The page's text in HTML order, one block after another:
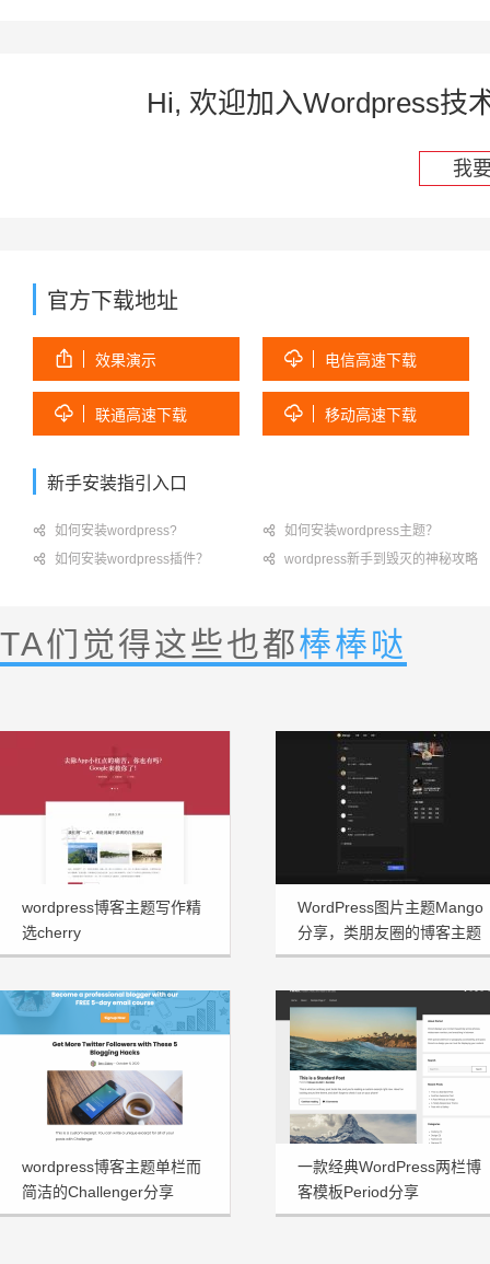
Hi, 欢迎加入Wordpress技
我
官方下载地址
 效果演示  电信高速下载
 联通高速下载  移动高速下载
新手安装指引入口
 如何安装wordpress?  如何安装wordpress主题？
 如何安装wordpress插件？  wordpress新手到毁灭的神秘攻略
TA们觉得这些也都棒棒哒
wordpress博客主题写作精
选cherry
WordPress图片主题Mango
分享，类朋友圈的博客主题
wordpress博客主题单栏而
简洁的Challenger分享
一款经典WordPress两栏博
客模板Period分享